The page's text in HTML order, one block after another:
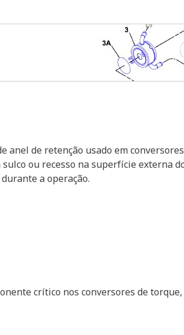
anel de retenção usado em
ou recesso na superfície externa
a operação.
crítico nos conversores de